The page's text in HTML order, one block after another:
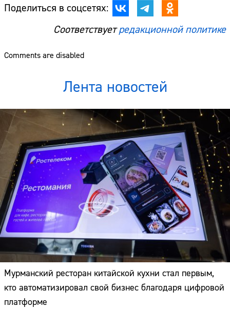
Поделиться в соцсетях:
Соответствуетредакционной политике
Comments are disabled
Лента новостей
Мурманский ресторан китайской кухни стал первым,
кто автоматизировал свой бизнес благодаря цифровой
платформе